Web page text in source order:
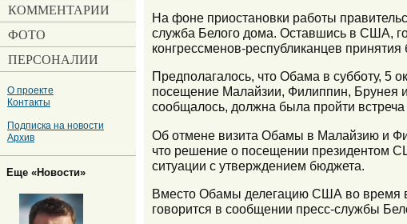
На фоне приостановки работы
служба Белого дома. Оставшись в США,
конгрессменов-республиканцев
Предполагалось, что Обама в субботу, 5
посещение Малайзии, Филиппин, Брунея
сообщалось, должна была пройти
Об отмене визита Обамы в Малайзию и
что решение о посещении президентом
ситуации с утверждением бюджета.
Вместо Обамы делегацию США во время
говорится в сообщении пресс-службы
КОММЕНТАРИИ
ФОТО
ПЕРСОНАЛИИ
О проекте
Контакты
Подписка на новости
Архив
Еще «Новости»